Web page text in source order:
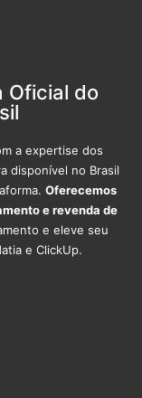
Oficial do
a expertise dos
disponível no Brasil
Oferecemos
e revenda de
e eleve seu
e ClickUp.